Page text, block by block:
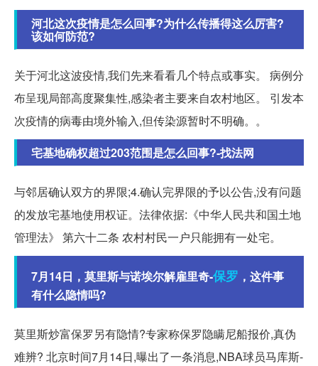
河北这次疫情是怎么回事?为什么传播得这么厉害?
该如何防范?
关于河北这波疫情,我们先来看看几个特点或事实。 病例分
布呈现局部高度聚集性,感染者主要来自农村地区。 引发本
次疫情的病毒由境外输入,但传染源暂时不明确。。
宅基地确权超过203范围是怎么回事?-找法网
与邻居确认双方的界限;4.确认完界限的予以公告,没有问题
的发放宅基地使用权证。法律依据:《中华人民共和国土地
管理法》 第六十二条 农村村民一户只能拥有一处宅。
7月14日，莫里斯与诺埃尔解雇里奇-保罗 ，这件事
有什么隐情吗?
莫里斯炒富保罗另有隐情?专家称保罗隐瞒尼船报价,真伪
难辨? 北京时间7月14日,曝出了一条消息,NBA球员马库斯-